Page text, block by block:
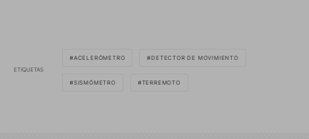
ETIQUETAS
ACELERÓMETRO DETECTOR DE MOVIMIENTO
SISMÓMETRO TERREMOTO